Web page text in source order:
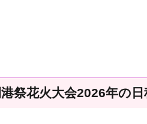
祭花火大会2026年の日